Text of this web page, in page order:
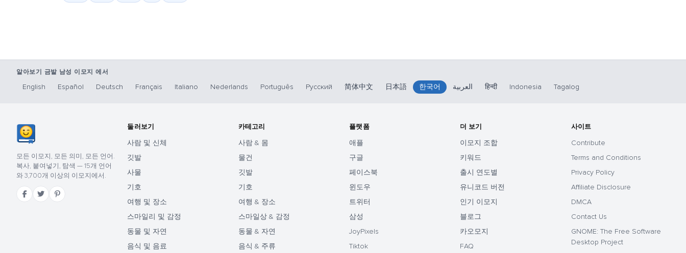
알아보기 금발 남성 이모지 에서
English Español Deutsch Français Italiano Nederlands Português Русский 简体中文 日本語 한국어 العربية हिन्दी Indonesia Tagalog
모든 이모지, 모든 의미, 모든 언어.
복사, 붙여넣기, 탐색 — 15개 언어
와 3,700개 이상의 이모지에서.
둘러보기
사람 및 신체
깃발
사물
기호
여행 및 장소
스마일리 및 감정
동물 및 자연
음식 및 음료
카테고리
사람 & 몸
물건
깃발
기호
여행 & 장소
스마일상 & 감정
동물 & 자연
음식 & 주류
플랫폼
애플
구글
페이스북
윈도우
트위터
삼성
JoyPixels
Tiktok
더 보기
이모지 조합
키워드
출시 연도별
유니코드 버전
인기 이모지
블로그
카오모지
FAQ
사이트
Contribute
Terms and Conditions
Privacy Policy
Affiliate Disclosure
DMCA
Contact Us
GNOME: The Free Software
Desktop Project